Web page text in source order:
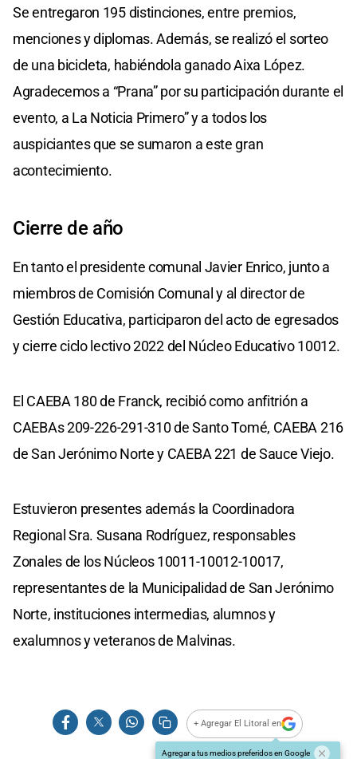
Se entregaron 195 distinciones, entre premios,
menciones y diplomas. Además, se realizó el sorteo
de una bicicleta, habiéndola ganado Aixa López.
Agradecemos a “Prana” por su participación durante el
evento, a La Noticia Primero” y a todos los
auspiciantes que se sumaron a este gran
acontecimiento.
Cierre de año
En tanto el presidente comunal Javier Enrico, junto a
miembros de Comisión Comunal y al director de
Gestión Educativa, participaron del acto de egresados
y cierre ciclo lectivo 2022 del Núcleo Educativo 10012.
El CAEBA 180 de Franck, recibió como anfitrión a
CAEBAs 209-226-291-310 de Santo Tomé, CAEBA 216
de San Jerónimo Norte y CAEBA 221 de Sauce Viejo.
Estuvieron presentes además la Coordinadora
Regional Sra. Susana Rodríguez, responsables
Zonales de los Núcleos 10011-10012-10017,
representantes de la Municipalidad de San Jerónimo
Norte, instituciones intermedias, alumnos y
exalumnos y veteranos de Malvinas.
+ Agregar El Litoral en
Agregar a tus medios preferidos en Google